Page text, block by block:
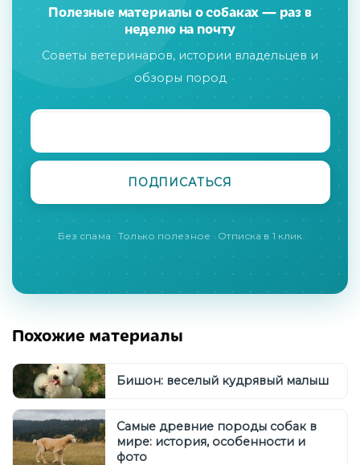
Полезные материалы о собаках — раз в
неделю на почту
Советы ветеринаров, истории владельцев и
обзоры пород
Без спама · Только полезное · Отписка в 1 клик
Похожие материалы
Бишон: веселый кудрявый малыш
Самые древние породы собак в
мире: история, особенности и
фото